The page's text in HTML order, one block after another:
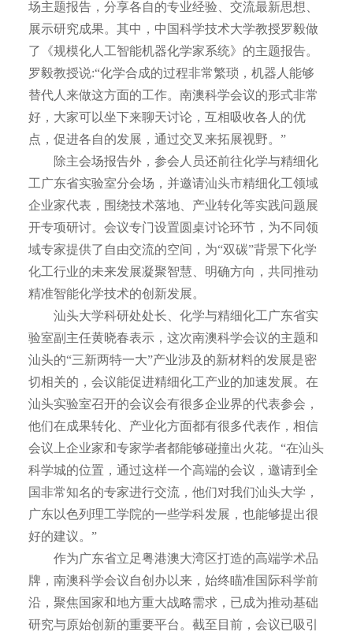
场主题报告，分享各自的专业经验、交流最新思想、
展示研究成果。其中，中国科学技术大学教授罗毅做
了《规模化人工智能机器化学家系统》的主题报告。
罗毅教授说:“化学合成的过程非常繁琐，机器人能够
替代人来做这方面的工作。南澳科学会议的形式非常
好，大家可以坐下来聊天讨论，互相吸收各人的优
点，促进各自的发展，通过交叉来拓展视野。”
除主会场报告外，参会人员还前往化学与精细化
工广东省实验室分会场，并邀请汕头市精细化工领域
企业家代表，围绕技术落地、产业转化等实践问题展
开专项研讨。会议专门设置圆桌讨论环节，为不同领
域专家提供了自由交流的空间，为“双碳”背景下化学
化工行业的未来发展凝聚智慧、明确方向，共同推动
精准智能化学技术的创新发展。
汕头大学科研处处长、化学与精细化工广东省实
验室副主任黄晓春表示，这次南澳科学会议的主题和
汕头的“三新两特一大”产业涉及的新材料的发展是密
切相关的，会议能促进精细化工产业的加速发展。在
汕头实验室召开的会议会有很多企业界的代表参会，
他们在成果转化、产业化方面都有很多代表作，相信
会议上企业家和专家学者都能够碰撞出火花。“在汕头
科学城的位置，通过这样一个高端的会议，邀请到全
国非常知名的专家进行交流，他们对我们汕头大学，
广东以色列理工学院的一些学科发展，也能够提出很
好的建议。”
作为广东省立足粤港澳大湾区打造的高端学术品
牌，南澳科学会议自创办以来，始终瞄准国际科学前
沿，聚焦国家和地方重大战略需求，已成为推动基础
研究与原始创新的重要平台。截至目前，会议已吸引